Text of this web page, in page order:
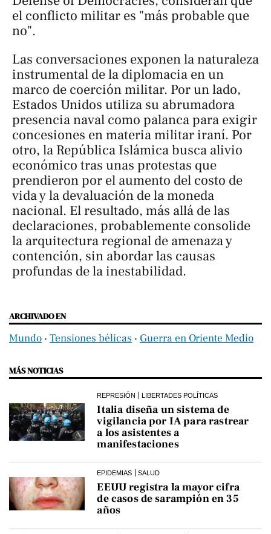
el conflicto militar es "más probable que
no".
Las conversaciones exponen la naturaleza
instrumental de la diplomacia en un
marco de coerción militar. Por un lado,
Estados Unidos utiliza su abrumadora
presencia naval como palanca para exigir
concesiones en materia militar iraní. Por
otro, la República Islámica busca alivio
económico tras unas protestas que
prendieron por el aumento del costo de
vida y la devaluación de la moneda
nacional. El resultado, más allá de las
declaraciones, probablemente consolide
la arquitectura regional de amenaza y
contención, sin abordar las causas
profundas de la inestabilidad.
ARCHIVADO EN
Mundo ‧ Tensiones bélicas ‧ Guerra en Oriente Medio
MÁS NOTICIAS
REPRESIÓN LIBERTADES POLÍTICAS
Italia diseña un sistema de
vigilancia por IA para rastrear
a los asistentes a
manifestaciones
EPIDEMIAS SALUD
EEUU registra la mayor cifra
de casos de sarampión en 35
años